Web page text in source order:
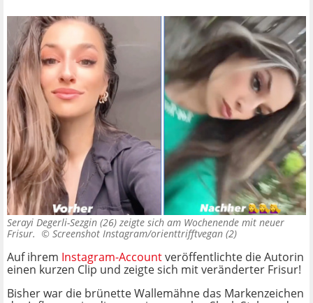
Serayi Degerli-Sezgin (26) zeigte sich am Wochenende mit neuer
Frisur. © Screenshot Instagram/orienttrifftvegan (2)
Auf ihrem Instagram-Accountveröffentlichte die Autorin
einen kurzen Clip und zeigte sich mit veränderter Frisur!
Bisher war die brünette Wallemähne das Markenzeichen